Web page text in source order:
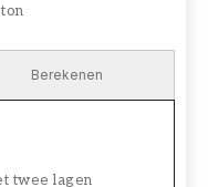
Berekenen
twee lagen